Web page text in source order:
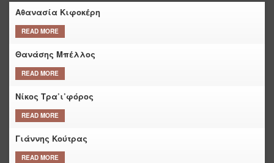
Αθανασία Κιφοκέρη
READ MORE
Θανάσης Μπέλλος
READ MORE
Νίκος Τρα’ι’φόρος
READ MORE
Γιάννης Κούτρας
READ MORE